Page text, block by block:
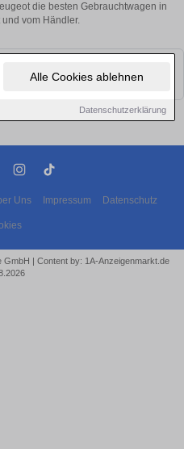
Alle Cookies ablehnen
Datenschutzerklärung
die besten Gebrauchtwagen in
vom Händler.
Autos finden. Schauen Sie
Uns Impressum Datenschutz
| Content by: 1A-Anzeigenmarkt.de